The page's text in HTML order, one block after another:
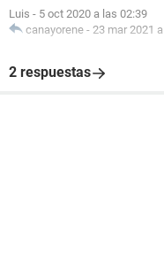
Luis - 5 oct 2020 a las 02:39
canayorene - 23 mar 2021
2 respuestas